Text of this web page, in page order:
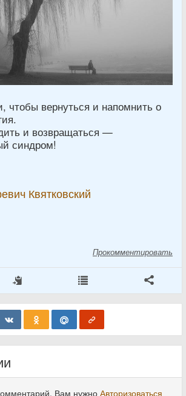
чтобы вернуться и напомнить о
и возвращаться —
синдром!
Квятковский
Прокомментировать
Вам нужно Авторизоваться